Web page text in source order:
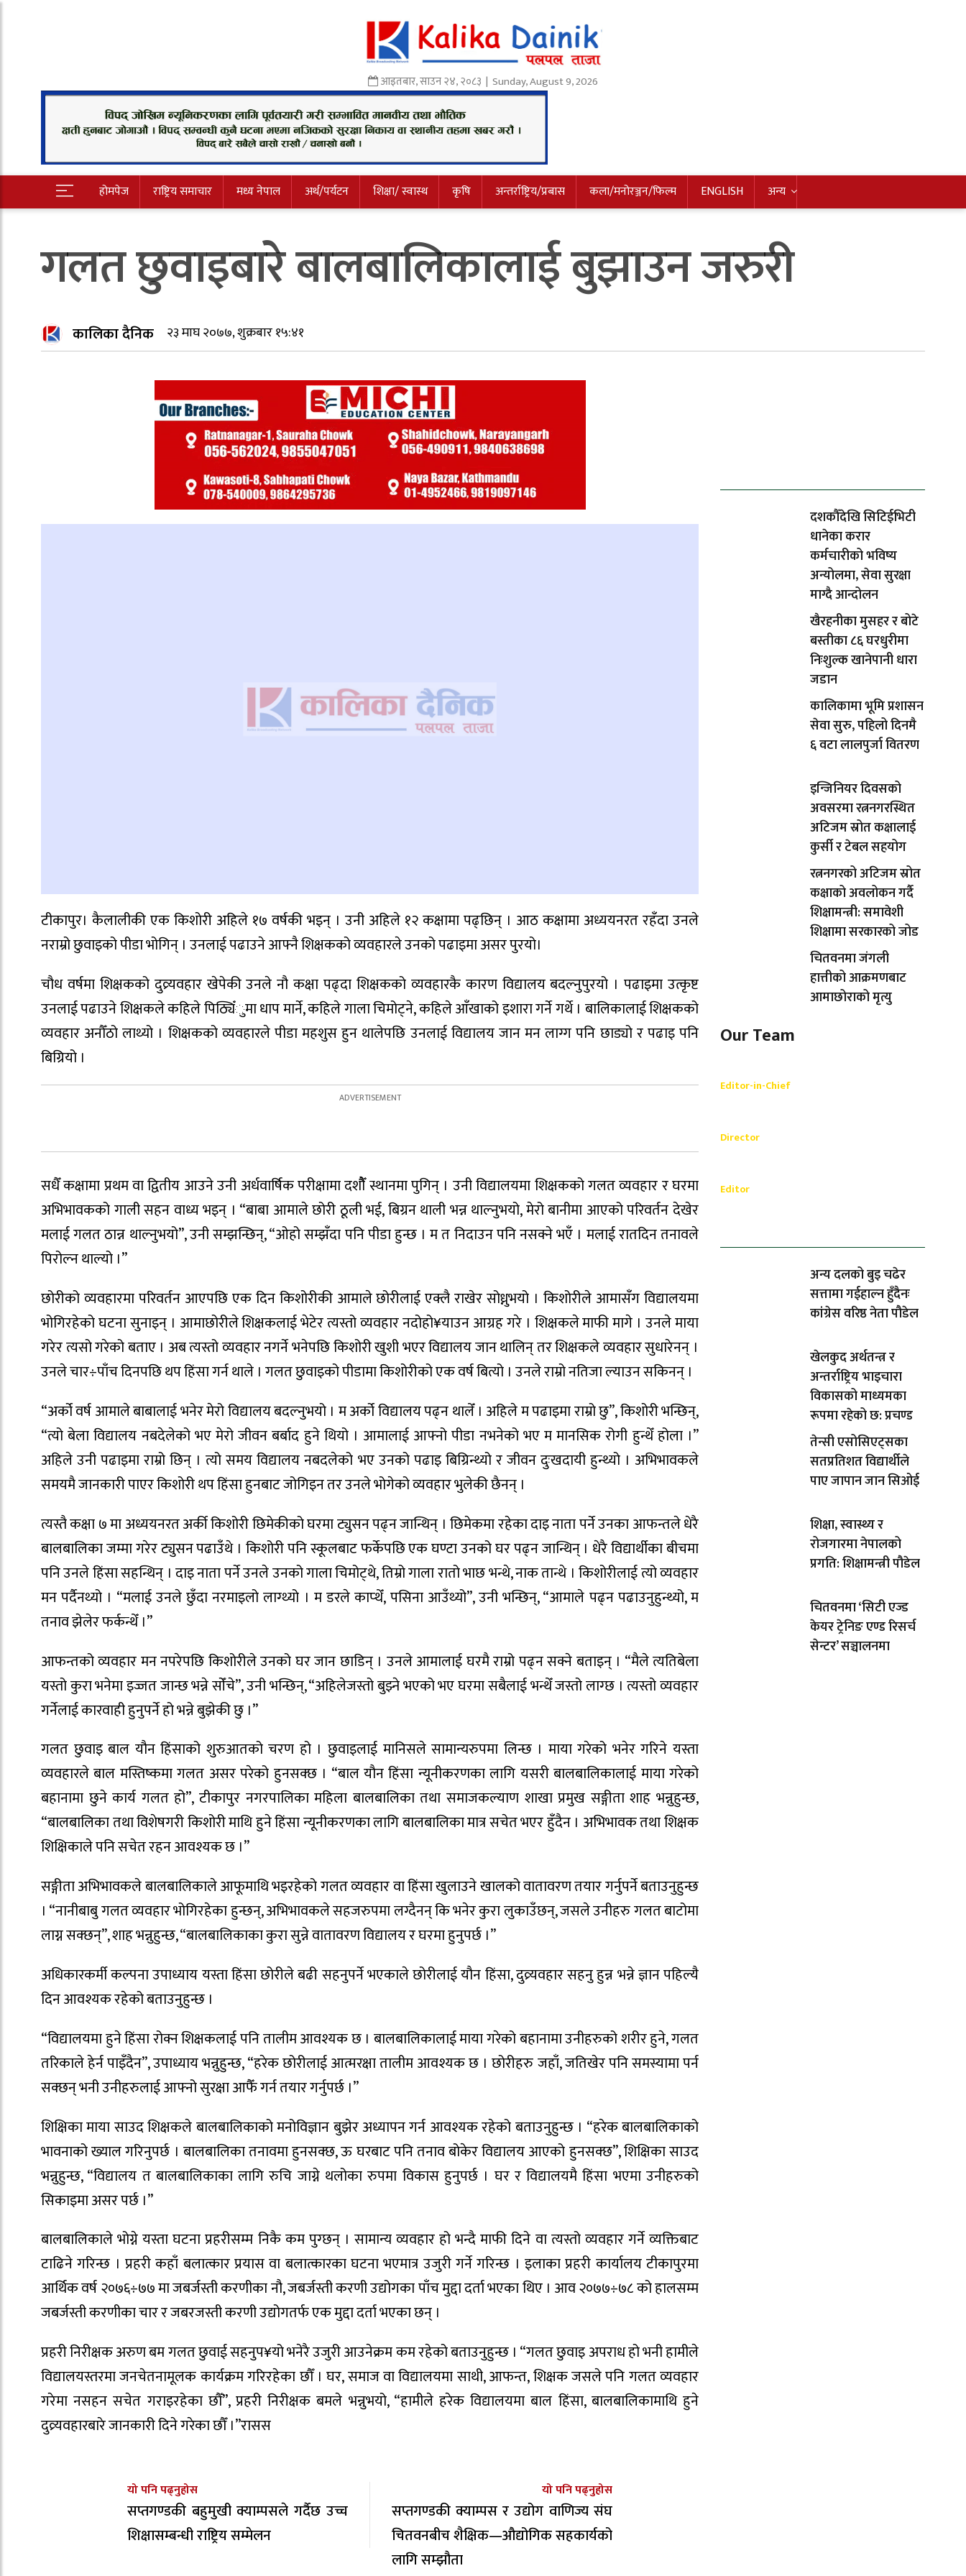
आइतबार,साउन२४,२०८३ | Sunday, August 9, 2026
होमपेज राष्ट्रिय समाचार मध्य नेपाल अर्थ/पर्यटन शिक्षा/ स्वास्थ कृषि अन्तर्राष्ट्रिय/प्रबास कला/मनोरञ्जन/फिल्म ENGLISH अन्य
गलत छुवाइबारे बालबालिकालाई बुझाउन जरुरी
कालिका दैनिक २३ माघ २०७७, शुक्रबार १५:४१
टीकापुर। कैलालीकी एक किशोरी अहिले १७ वर्षकी भइन् । उनी अहिले १२ कक्षामा पढ्छिन् । आठ कक्षामा अध्ययनरत रहँदा उनले
नराम्रो छुवाइको पीडा भोगिन् । उनलाई पढाउने आफ्नै शिक्षकको व्यवहारले उनको पढाइमा असर पुरयो।
चौध वर्षमा शिक्षकको दुव्र्यवहार खेपेकी उनले नौ कक्षा पढ्दा शिक्षकको व्यवहारकै कारण विद्यालय बदल्नुपुरयो । पढाइमा उत्कृष्ट
उनलाई पढाउने शिक्षकले कहिले पिठ्यिँुमा धाप मार्ने, कहिले गाला चिमोट्ने, कहिले आँखाको इशारा गर्ने गर्थे । बालिकालाई शिक्षकको
व्यवहार अनौँठो लाथ्यो । शिक्षकको व्यवहारले पीडा महशुस हुन थालेपछि उनलाई विद्यालय जान मन लाग्ग पनि छाड्यो र पढाइ पनि
बिग्रियो ।
सधैँ कक्षामा प्रथम वा द्वितीय आउने उनी अर्धवार्षिक परीक्षामा दशौैँ स्थानमा पुगिन् । उनी विद्यालयमा शिक्षकको गलत व्यवहार र घरमा
अभिभावकको गाली सहन वाध्य भइन् । “बाबा आमाले छोरी ठूली भई, बिग्रन थाली भन्न थाल्नुभयो, मेरो बानीमा आएको परिवर्तन देखेर
मलाई गलत ठान्न थाल्नुभयो”, उनी सम्झन्छिन्, “ओहो सम्झँदा पनि पीडा हुन्छ । म त निदाउन पनि नसक्ने भएँ । मलाई रातदिन तनावले
पिरोल्न थाल्यो ।”
छोरीको व्यवहारमा परिवर्तन आएपछि एक दिन किशोरीकी आमाले छोरीलाई एक्लै राखेर सोध्नुभयो । किशोरीले आमासँग विद्यालयमा
भोगिरहेको घटना सुनाइन् । आमाछोरीले शिक्षकलाई भेटेर त्यस्तो व्यवहार नदोहो¥याउन आग्रह गरे । शिक्षकले माफी मागे । उनले माया
गरेर त्यसो गरेको बताए । अब त्यस्तो व्यवहार नगर्ने भनेपछि किशोरी खुशी भएर विद्यालय जान थालिन् तर शिक्षकले व्यवहार सुधारेनन् ।
उनले चार÷पाँच दिनपछि थप हिंसा गर्न थाले । गलत छुवाइको पीडामा किशोरीको एक वर्ष बित्यो । उनले राम्रो नतिजा ल्याउन सकिनन् ।
“अर्को वर्ष आमाले बाबालाई भनेर मेरो विद्यालय बदल्नुभयो । म अर्को विद्यालय पढ्न थालेँ । अहिले म पढाइमा राम्रो छु”, किशोरी भन्छिन्,
“त्यो बेला विद्यालय नबदेलेको भए मेरो जीवन बर्बाद हुने थियो । आमालाई आफ्नो पीडा नभनेको भए म मानसिक रोगी हुन्थेँ होला ।”
अहिले उनी पढाइमा राम्रो छिन् । त्यो समय विद्यालय नबदलेको भए उनको पढाइ बिग्रिन्थ्यो र जीवन दुःखदायी हुन्थ्यो । अभिभावकले
समयमै जानकारी पाएर किशोरी थप हिंसा हुनबाट जोगिइन तर उनले भोगेको व्यवहार भुलेकी छैनन् ।
त्यस्तै कक्षा ७ मा अध्ययनरत अर्की किशोरी छिमेकीको घरमा ट्युसन पढ्न जान्थिन् । छिमेकमा रहेका दाइ नाता पर्ने उनका आफन्तले धेरै
बालबालिका जम्मा गरेर ट्युसन पढाउँथे । किशोरी पनि स्कूलबाट फर्केपछि एक घण्टा उनको घर पढ्न जान्थिन् । धेरै विद्यार्थीका बीचमा
पनि उनले हिंसा सहन्थिन् । दाइ नाता पर्ने उनले उनको गाला चिमोट्थे, तिम्रो गाला रातो भाछ भन्थे, नाक तान्थे । किशोरीलाई त्यो व्यवहार
मन पर्दैनथ्यो । “मलाई उनले छुँदा नरमाइलो लाग्थ्यो । म डरले काप्थेँ, पसिना आउँथ्यो”, उनी भन्छिन्, “आमाले पढ्न पढाउनुहुन्थ्यो, म
तनाव झेलेर फर्कन्थेँ ।”
आफन्तको व्यवहार मन नपरेपछि किशोरीले उनको घर जान छाडिन् । उनले आमालाई घरमै राम्रो पढ्न सक्ने बताइन् । “मैले त्यतिबेला
यस्तो कुरा भनेमा इज्जत जान्छ भन्ने सोँचे”, उनी भन्छिन्, “अहिलेजस्तो बुझ्ने भएको भए घरमा सबैलाई भन्थेँ जस्तो लाग्छ । त्यस्तो व्यवहार
गर्नेलाई कारवाही हुनुपर्ने हो भन्ने बुझेकी छु ।”
गलत छुवाइ बाल यौन हिंसाको शुरुआतको चरण हो । छुवाइलाई मानिसले सामान्यरुपमा लिन्छ । माया गरेको भनेर गरिने यस्ता
व्यवहारले बाल मस्तिष्कमा गलत असर परेको हुनसक्छ । “बाल यौन हिंसा न्यूनीकरणका लागि यसरी बालबालिकालाई माया गरेको
बहानामा छुने कार्य गलत हो”, टीकापुर नगरपालिका महिला बालबालिका तथा समाजकल्याण शाखा प्रमुख सङ्गीता शाह भन्नुहुन्छ,
“बालबालिका तथा विशेषगरी किशोरी माथि हुने हिंसा न्यूनीकरणका लागि बालबालिका मात्र सचेत भएर हुँदैन । अभिभावक तथा शिक्षक
शिक्षिकाले पनि सचेत रहन आवश्यक छ ।”
सङ्गीता अभिभावकले बालबालिकाले आफूमाथि भइरहेको गलत व्यवहार वा हिंसा खुलाउने खालको वातावरण तयार गर्नुपर्ने बताउनुहुन्छ
। “नानीबाबु गलत व्यवहार भोगिरहेका हुन्छन्, अभिभावकले सहजरुपमा लग्दैनन् कि भनेर कुरा लुकाउँछन्, जसले उनीहरु गलत बाटोमा
लाग्न सक्छन्”, शाह भन्नुहुन्छ, “बालबालिकाका कुरा सुन्ने वातावरण विद्यालय र घरमा हुनुपर्छ ।”
अधिकारकर्मी कल्पना उपाध्याय यस्ता हिंसा छोरीले बढी सहनुपर्ने भएकाले छोरीलाई यौन हिंसा, दुव्र्यवहार सहनु हुन्न भन्ने ज्ञान पहिल्यै
दिन आवश्यक रहेको बताउनुहुन्छ ।
“विद्यालयमा हुने हिंसा रोक्न शिक्षकलाई पनि तालीम आवश्यक छ । बालबालिकालाई माया गरेको बहानामा उनीहरुको शरीर हुने, गलत
तरिकाले हेर्न पाइँदैन”, उपाध्याय भन्नुहुन्छ, “हरेक छोरीलाई आत्मरक्षा तालीम आवश्यक छ । छोरीहरु जहाँ, जतिखेर पनि समस्यामा पर्न
सक्छन् भनी उनीहरुलाई आफ्नो सुरक्षा आफैँ गर्न तयार गर्नुपर्छ ।”
शिक्षिका माया साउद शिक्षकले बालबालिकाको मनोविज्ञान बुझेर अध्यापन गर्न आवश्यक रहेको बताउनुहुन्छ । “हरेक बालबालिकाको
भावनाको ख्याल गरिनुपर्छ । बालबालिका तनावमा हुनसक्छ, ऊ घरबाट पनि तनाव बोकेर विद्यालय आएको हुनसक्छ”, शिक्षिका साउद
भन्नुहुन्छ, “विद्यालय त बालबालिकाका लागि रुचि जाग्ने थलोका रुपमा विकास हुनुपर्छ । घर र विद्यालयमै हिंसा भएमा उनीहरुको
सिकाइमा असर पर्छ ।”
बालबालिकाले भोग्ने यस्ता घटना प्रहरीसम्म निकै कम पुग्छन् । सामान्य व्यवहार हो भन्दै माफी दिने वा त्यस्तो व्यवहार गर्ने व्यक्तिबाट
टाढिने गरिन्छ । प्रहरी कहाँ बलात्कार प्रयास वा बलात्कारका घटना भएमात्र उजुरी गर्ने गरिन्छ । इलाका प्रहरी कार्यालय टीकापुरमा
आर्थिक वर्ष २०७६÷७७ मा जबर्जस्ती करणीका नौ, जबर्जस्ती करणी उद्योगका पाँच मुद्दा दर्ता भएका थिए । आव २०७७÷७८ को हालसम्म
जबर्जस्ती करणीका चार र जबरजस्ती करणी उद्योगतर्फ एक मुद्दा दर्ता भएका छन् ।
प्रहरी निरीक्षक अरुण बम गलत छुवाई सहनुप¥यो भनेरै उजुरी आउनेक्रम कम रहेको बताउनुहुन्छ । “गलत छुवाइ अपराध हो भनी हामीले
विद्यालयस्तरमा जनचेतनामूलक कार्यक्रम गरिरहेका छौँ । घर, समाज वा विद्यालयमा साथी, आफन्त, शिक्षक जसले पनि गलत व्यवहार
गरेमा नसहन सचेत गराइरहेका छौँ”, प्रहरी निरीक्षक बमले भन्नुभयो, “हामीले हरेक विद्यालयमा बाल हिंसा, बालबालिकामाथि हुने
दुव्र्यवहारबारे जानकारी दिने गरेका छौँ ।”रासस
यो पनि पढ्नुहोस
सप्तगण्डकी बहुमुखी क्याम्पसले गर्दैछ उच्च
शिक्षासम्बन्धी राष्ट्रिय सम्मेलन
यो पनि पढ्नुहोस
सप्तगण्डकी क्याम्पस र उद्योग वाणिज्य संघ
चितवनबीच शैक्षिक—औद्योगिक सहकार्यको
लागि सम्झौता
दशकौँदेखि सिटिईभिटी
धानेका करार
कर्मचारीको भविष्य
अन्योलमा, सेवा सुरक्षा
माग्दै आन्दोलन
खैरहनीका मुसहर र बोटे
बस्तीका ८६ घरधुरीमा
निःशुल्क खानेपानी धारा
जडान
कालिकामा भूमि प्रशासन
सेवा सुरु, पहिलो दिनमै
६ वटा लालपुर्जा वितरण
इन्जिनियर दिवसको
अवसरमा रत्ननगरस्थित
अटिजम स्रोत कक्षालाई
कुर्सी र टेबल सहयोग
रत्ननगरको अटिजम स्रोत
कक्षाको अवलोकन गर्दै
शिक्षामन्त्री: समावेशी
शिक्षामा सरकारको जोड
चितवनमा जंगली
हात्तीको आक्रमणबाट
आमाछोराको मृत्यु
Our Team
Editor-in-Chief
Director
Editor
अन्य दलको बुइ चढेर
सत्तामा गईहाल्न हुँदैनः
कांग्रेस वरिष्ठ नेता पौडेल
खेलकुद अर्थतन्त्र र
अन्तर्राष्ट्रिय भाइचारा
विकासको माध्यमका
रूपमा रहेको छ: प्रचण्ड
तेन्सी एसोसिएट्सका
सतप्रतिशत विद्यार्थीले
पाए जापान जान सिओई
शिक्षा, स्वास्थ्य र
रोजगारमा नेपालको
प्रगति: शिक्षामन्त्री पौडेल
चितवनमा ‘सिटी एज्ड
केयर ट्रेनिङ एण्ड रिसर्च
सेन्टर’ सञ्चालनमा